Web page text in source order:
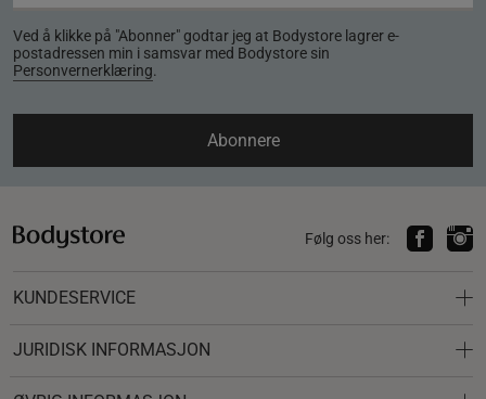
Ved å klikke på "Abonner" godtar jeg at Bodystore lagrer e-
postadressen min i samsvar med Bodystore sin
Personvernerklæring.
Abonnere
Følg oss her:
KUNDESERVICE
JURIDISK INFORMASJON